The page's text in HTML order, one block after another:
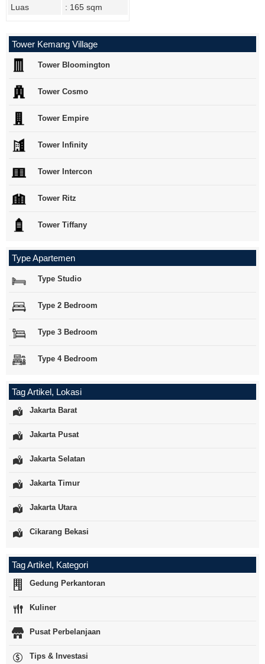
Luas
: 165 sqm
Tower Kemang Village
Tower Bloomington
Tower Cosmo
Tower Empire
Tower Infinity
Tower Intercon
Tower Ritz
Tower Tiffany
Type Apartemen
Type Studio
Type 2 Bedroom
Type 3 Bedroom
Type 4 Bedroom
Tag Artikel, Lokasi
Jakarta Barat
Jakarta Pusat
Jakarta Selatan
Jakarta Timur
Jakarta Utara
Cikarang Bekasi
Tag Artikel, Kategori
Gedung Perkantoran
Kuliner
Pusat Perbelanjaan
Tips & Investasi